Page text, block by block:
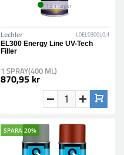
13 i lager
Lechler L0EL0300L0,4
EL300 Energy Line UV-Tech
Filler
1 SPRAY(400 ML)
870,95 kr
SPARA 20%